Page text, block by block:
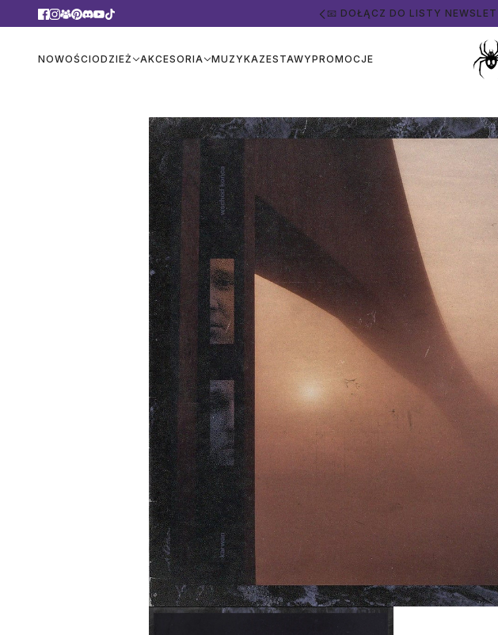
📦 ZA ZAKUPY POWYŻEJ 500
NOWOŚCIODZIEŻ AKCESORIA MUZYKAZESTAWYPROMOCJE